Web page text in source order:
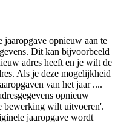
opnieuw aan te
Dit kan bijvoorbeeld
adres heeft en je wilt de
Als je deze mogelijkheid
van het jaar ....
opnieuw
bewerking wilt uitvoeren'.
jaaropgave wordt